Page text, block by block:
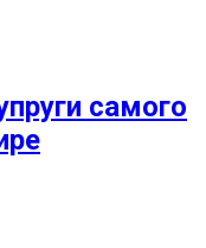
самого